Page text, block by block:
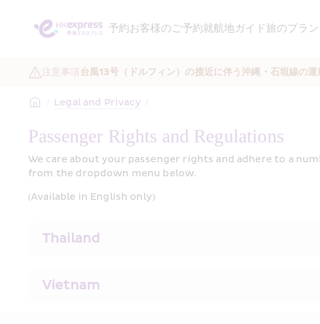
予約お客様のご予約就航地ガイド旅のプラン
注意事項 台風13号（ドルフィン）の接近に伴う沖縄・石垣線の
/ Legal and Privacy /
Passenger Rights and Regulations
We care about your passenger rights and adhere to a
from the dropdown menu below.
(Available in English only)
Thailand
Vietnam